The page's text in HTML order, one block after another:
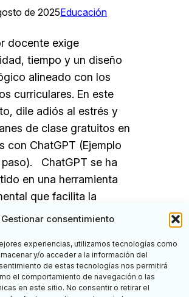
Gestionar consentimiento
experiencias, utilizamos tecnologías como
y/o acceder a la información del
de estas tecnologías nos permitirá
el comportamiento de navegación o las
en este sitio. No consentir o retirar el
de 2025Educación
docente exige
tiempo y un diseño
alineado con los
curriculares. En este
dile adiós al estrés y
de clase gratuitos en
con ChatGPT (Ejemplo
paso). ChatGPT se ha
en una herramienta
que facilita la
de clases, ya que